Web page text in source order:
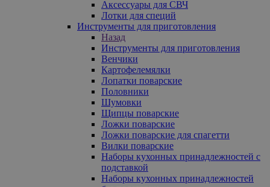
Аксессуары для СВЧ
Лотки для специй
Инструменты для приготовления
Назад
Инструменты для приготовления
Венчики
Картофелемялки
Лопатки поварские
Половники
Шумовки
Щипцы поварские
Ложки поварские
Ложки поварские для спагетти
Вилки поварские
Наборы кухонных принадлежностей с
подставкой
Наборы кухонных принадлежностей